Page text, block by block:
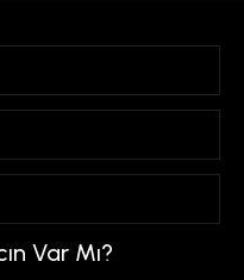
Var Mı?